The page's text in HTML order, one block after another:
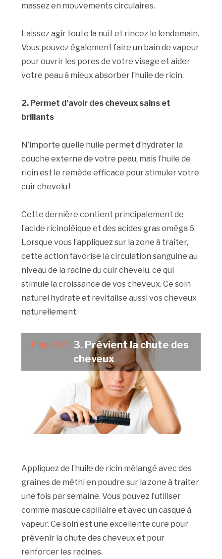
massez en mouvements circulaires.
Laissez agir toute la nuit et rincez le lendemain.
Vous pouvez également faire un bain de vapeur
pour ouvrir les pores de votre visage et aider
votre peau à mieux absorber l’huile de ricin.
2. Permet d’avoir des cheveux sains et
brillants
N’importe quelle huile permet d’hydrater la
couche externe de votre peau, mais l’huile de
ricin est le remède efficace pour stimuler votre
cuir chevelu !
Cette dernière contient principalement de
l’acide ricinoléique et des acides gras oméga 6.
Lorsque vous l’appliquez sur la zone à traiter,
cette action favorise la circulation sanguine au
niveau de la racine du cuir chevelu, ce qui
stimule la croissance de vos cheveux. Ce soin
naturel hydrate et revitalise aussi vos cheveux
naturellement.
Etape 2/3 : 3. Prévient la chute des
cheveux
Appliquez de l’huile de ricin mélangé avec des
graines de méthi en poudre sur la zone à traiter
une fois par semaine. Vous pouvez l’utiliser
comme masque capillaire et avec un casque à
vapeur. Ce soin est une excellente cure pour
prévenir la chute des cheveux et pour
renforcer les racines.